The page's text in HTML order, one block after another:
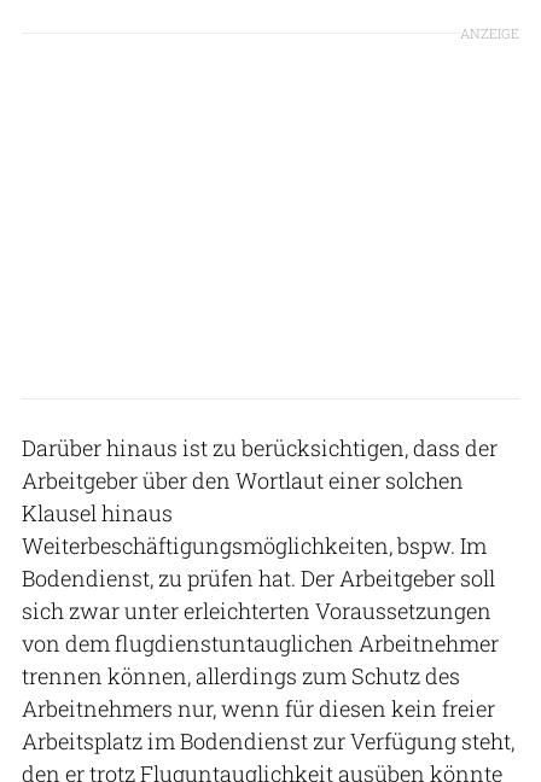
ANZEIGE
Darüber hinaus ist zu berücksichtigen, dass der
Arbeitgeber über den Wortlaut einer solchen
Klausel hinaus
Weiterbeschäftigungsmöglichkeiten, bspw. Im
Bodendienst, zu prüfen hat. Der Arbeitgeber soll
sich zwar unter erleichterten Voraussetzungen
von dem flugdienstuntauglichen Arbeitnehmer
trennen können, allerdings zum Schutz des
Arbeitnehmers nur, wenn für diesen kein freier
Arbeitsplatz im Bodendienst zur Verfügung steht,
den er trotz Fluguntauglichkeit ausüben könnte